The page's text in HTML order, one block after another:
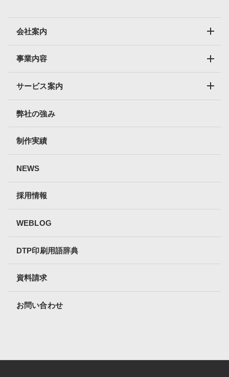
会社案内
事業内容
サービス案内
弊社の強み
制作実績
NEWS
採用情報
WEBLOG
DTP印刷用語辞典
資料請求
お問い合わせ